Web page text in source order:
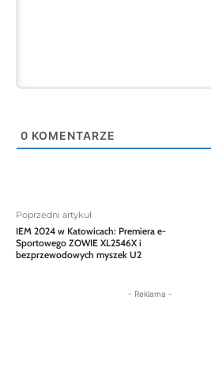
0 KOMENTARZE
Poprzedni artykuł
IEM 2024 w Katowicach: Premiera e-
Sportowego ZOWIE XL2546X i
bezprzewodowych myszek U2
- Reklama -